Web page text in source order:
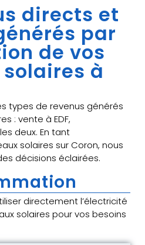
directs et
par
de vos
à
types de revenus générés
: vente à EDF,
deux. En tant
solaires sur Coron, nous
décisions éclairées.
directement l’électricité
solaires pour vos besoins